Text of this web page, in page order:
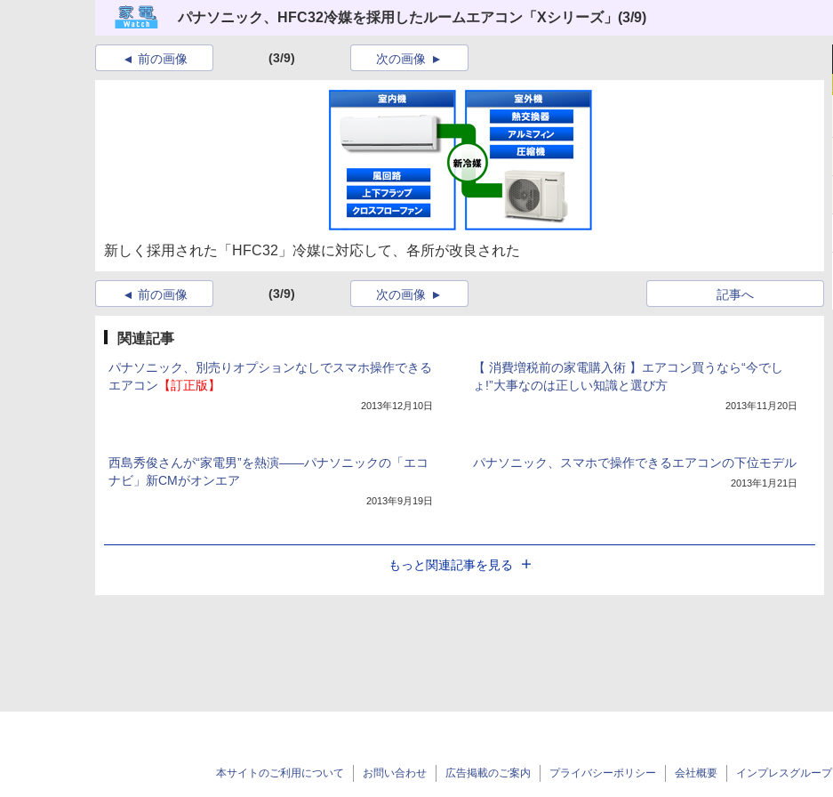
パナソニック、HFC32冷媒を採用したルームエアコン「Xシリーズ」 (3/9)
前の画像 (3/9) 次の画像
新しく採用された「HFC32」冷媒に対応して、各所が改良された
前の画像 (3/9) 記事へ
次の画像
関連記事
パナソニック、別売りオプションなしでスマホ操作できる
エアコン 【訂正版】
2013年12月10日
【 消費増税前の家電購入術 】エアコン買うなら“今でし
ょ!”大事なのは正しい知識と選び方
2013年11月20日
西島秀俊さんが“家電男”を熱演――パナソニックの「エコ
ナビ」新CMがオンエア
2013年9月19日
パナソニック、スマホで操作できるエアコンの下位モデル
2013年1月21日
もっと関連記事を見る
本サイトのご利用について お問い合わせ 広告掲載のご案内 プライバシーポリシー 会社概要 インプレスグループ